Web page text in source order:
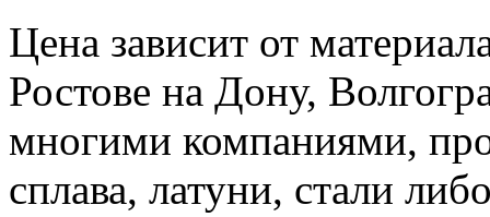
Цена зависит от
Ростове на Дону,
многими компаниями,
сплава, латуни, стали